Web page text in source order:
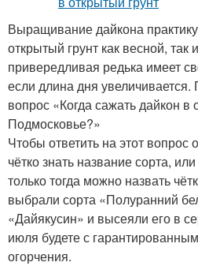
Выращивание дайкона
открытый грунт как весной, так
привередливая редька имеет
если длина дня увеличивается.
вопрос «Когда сажать дайкон в
Подмосковье?»
Чтобы ответить на этот
чётко знать название сорта,
только тогда можно назвать
выбрали сорта «Полуранний
«Дайякусин» и высеяли его в
июля будете с
огорчения.